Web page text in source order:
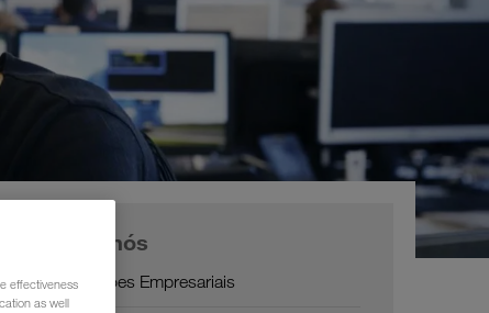
Sobre nós
Informações Empresariais
effectiveness
as well